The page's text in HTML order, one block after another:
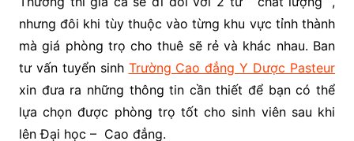
nhưng đôi khi tùy thuộc vào từng khu vực tỉnh thành
mà giá phòng trọ cho thuê sẽ rẻ và khác nhau. Ban
tư vấn tuyển sinh Trường Cao đẳng Y Dược Pasteur
xin đưa ra những thông tin cần thiết để bạn có thể
lựa chọn được phòng trọ tốt cho sinh viên sau khi
lên Đại học – Cao đẳng.